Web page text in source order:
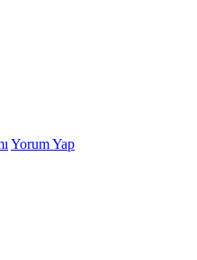
Yorum Yap